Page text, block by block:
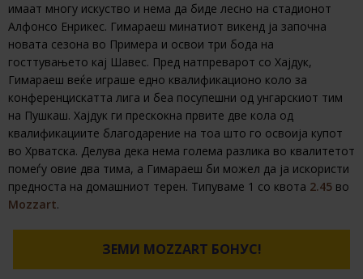
имаат многу искуство и нема да биде лесно на стадионот
Алфонсо Енрикес. Гимараеш минатиот викенд ја започна
новата сезона во Примера и освои три бода на
госттувањето кај Шавес. Пред натпреварот со Хајдук,
Гимараеш веќе играше едно квалификационо коло за
конференцискатта лига и беа посупешни од унгарскиот тим
на Пушкаш. Хајдук ги прескокна првите две кола од
квалификациите благодарение на тоа што го освоија купот
во Хрватска. Делува дека нема голема разлика во квалитетот
помеѓу овие два тима, а Гимараеш би можел да ја искористи
предноста на домашниот терен. Типуваме 1 со квота 2.45 во
Mozzart.
ЗЕМИ MOZZART БОНУС!